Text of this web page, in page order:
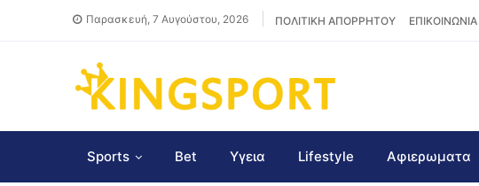
Παρασκευή, 7 Αυγούστου, 2026 ΠΟΛΙΤΙΚΗ ΑΠΟΡΡΗΤΟΥ ΕΠΙΚΟΙΝΩΝΙΑ
Sports Bet Υγεια Lifestyle Αφιερωματα